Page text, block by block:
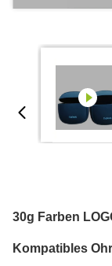
30g Farben
Kompatibles